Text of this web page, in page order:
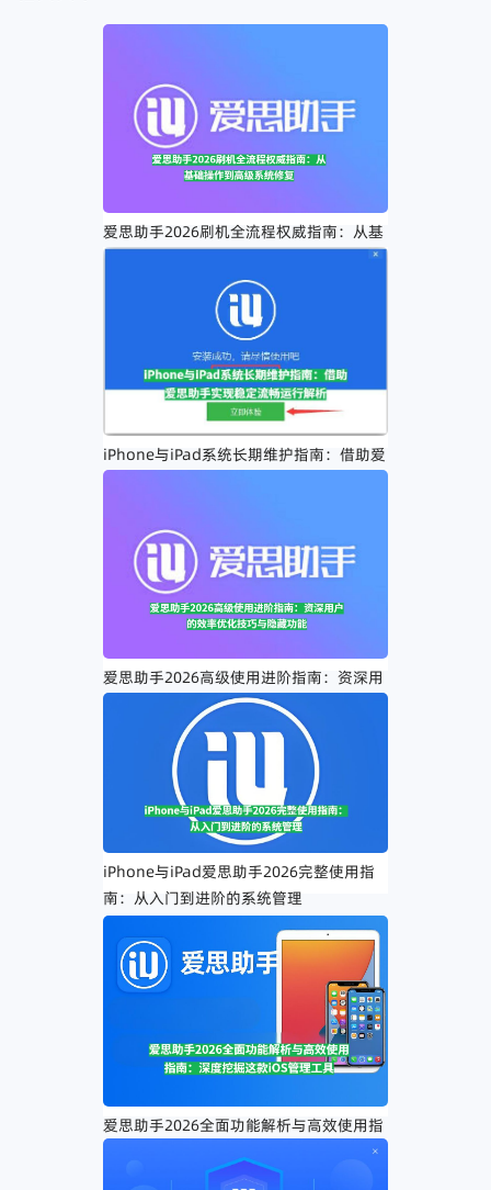
爱思助手2026刷机全流程权威指南：从基
础操作到高级系统修复
iPhone与iPad系统长期维护指南：借助爱
思助手实现稳定流畅运行解析
爱思助手2026高级使用进阶指南：资深用
户的效率优化技巧与隐藏功能
iPhone与iPad爱思助手2026完整使用指
南：从入门到进阶的系统管理
爱思助手2026全面功能解析与高效使用指